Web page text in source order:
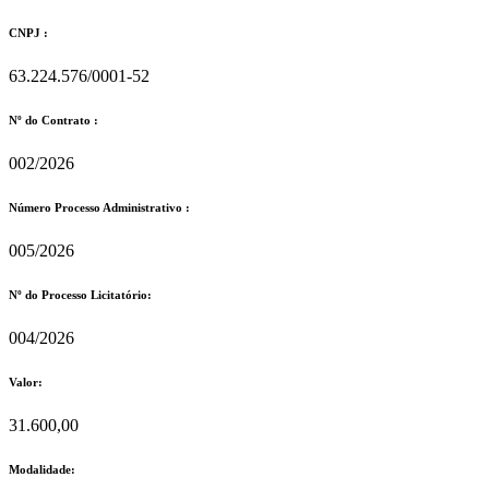
CNPJ :
63.224.576/0001-52
Nº do Contrato :
002/2026
Número Processo Administrativo :
005/2026
Nº do Processo Licitatório:
004/2026
Valor:
31.600,00
Modalidade: